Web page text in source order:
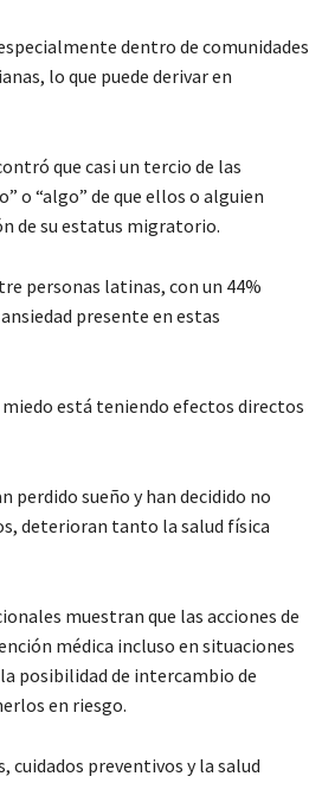
dentro de comunidades
lo que puede derivar en
que casi un tercio de las
o “algo” de que ellos o alguien
de su estatus migratorio.
personas latinas, con un 44%
presente en estas
está teniendo efectos directos
perdido sueño y han decidido no
deterioran tanto la salud física
muestran que las acciones de
médica incluso en situaciones
posibilidad de intercambio de
en riesgo.
preventivos y la salud